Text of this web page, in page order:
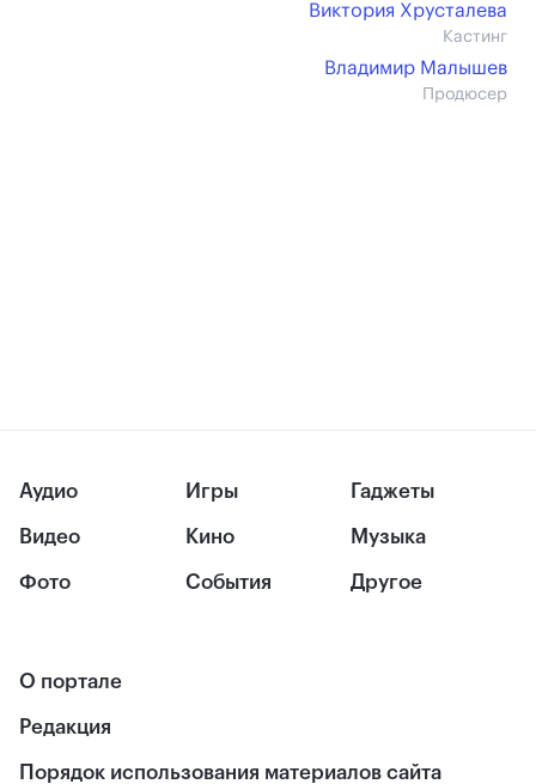
Виктория Хрусталева
Кастинг
Владимир Малышев
Продюсер
Аудио
Видео
Фото
Игры
Кино
События
Гаджеты
Музыка
Другое
О портале
Редакция
Порядок использования материалов сайта